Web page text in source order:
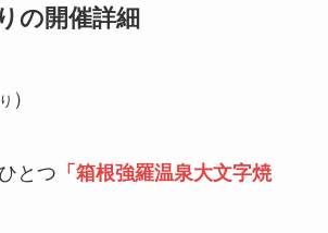
の開催詳細
）
とつ 「箱根強羅温泉大文字焼